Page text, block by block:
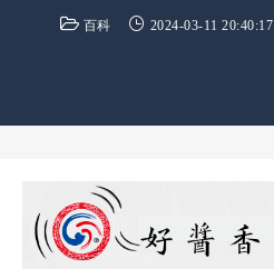
百科 2024-03-11 20:40:17